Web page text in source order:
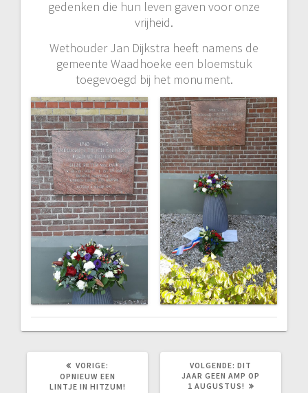
gedenken die hun leven gaven voor onze
vrijheid.
Wethouder Jan Dijkstra heeft namens de
gemeente Waadhoeke een bloemstuk
toegevoegd bij het monument.
VORIGE:
BERICHT:
OPNIEUW EEN
LINTJE IN HITZUM!
VOLGENDE: VOLGEND
BERICHT:
DIT
JAAR GEEN AMP OP
1 AUGUSTUS!